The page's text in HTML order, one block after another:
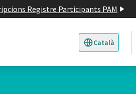
Registre Participants PAM
Català
Triar la llengua